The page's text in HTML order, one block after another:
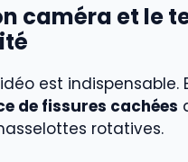
caméra et le
est indispensable.
de fissures cachées
rotatives.